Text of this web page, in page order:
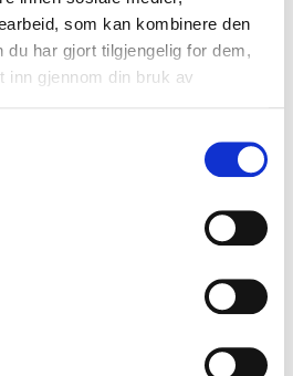
som kan kombinere den
du har gjort tilgjengelig for dem,
inn gjennom din bruk av